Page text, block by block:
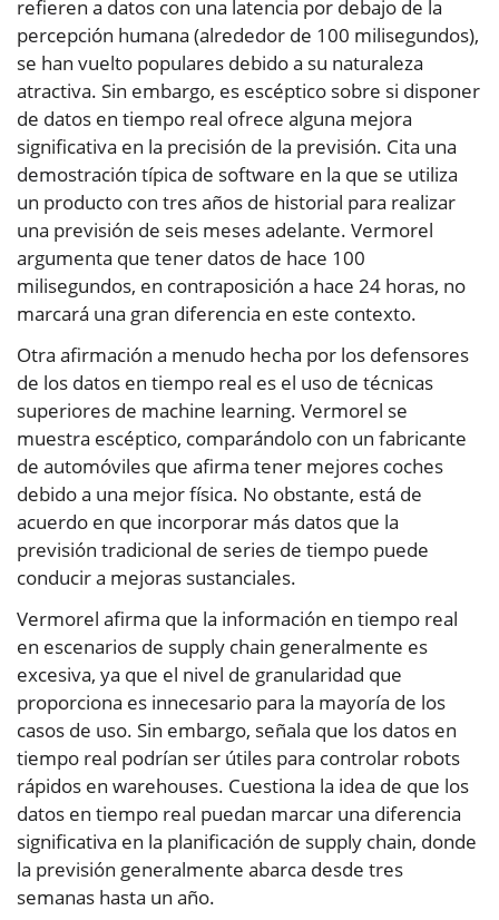
refieren a datos con una latencia por debajo de la
percepción humana (alrededor de 100 milisegundos),
se han vuelto populares debido a su naturaleza
atractiva. Sin embargo, es escéptico sobre si disponer
de datos en tiempo real ofrece alguna mejora
significativa en la precisión de la previsión. Cita una
demostración típica de software en la que se utiliza
un producto con tres años de historial para realizar
una previsión de seis meses adelante. Vermorel
argumenta que tener datos de hace 100
milisegundos, en contraposición a hace 24 horas, no
marcará una gran diferencia en este contexto.
Otra afirmación a menudo hecha por los defensores
de los datos en tiempo real es el uso de técnicas
superiores de machine learning. Vermorel se
muestra escéptico, comparándolo con un fabricante
de automóviles que afirma tener mejores coches
debido a una mejor física. No obstante, está de
acuerdo en que incorporar más datos que la
previsión tradicional de series de tiempo puede
conducir a mejoras sustanciales.
Vermorel afirma que la información en tiempo real
en escenarios de supply chain generalmente es
excesiva, ya que el nivel de granularidad que
proporciona es innecesario para la mayoría de los
casos de uso. Sin embargo, señala que los datos en
tiempo real podrían ser útiles para controlar robots
rápidos en warehouses. Cuestiona la idea de que los
datos en tiempo real puedan marcar una diferencia
significativa en la planificación de supply chain, donde
la previsión generalmente abarca desde tres
semanas hasta un año.